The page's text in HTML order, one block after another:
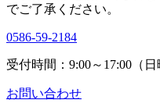
でご了承ください。
0586-59-2184
受付時間：9:00～17:00（日
お問い合わせ